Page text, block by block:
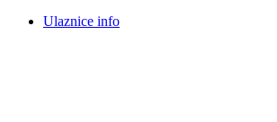
Ulaznice info